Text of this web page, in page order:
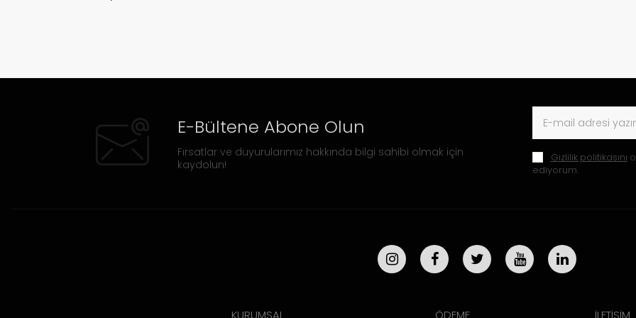
E-Bültene Abone Olun
Fırsatlar ve duyurularımız hakkında bilgi sahibi olmak için
kaydolun!
Gizlilik politikasını
ediyorum.
KURUMSAL ÖDEME İLETİŞİM